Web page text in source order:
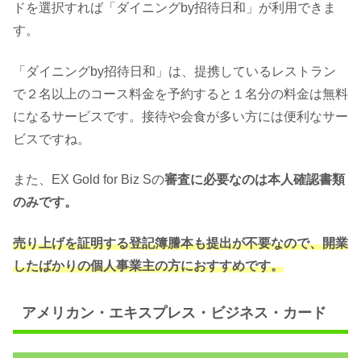
ドを選択すれば「ダイニングby招待日和」が利用できま
す。
「ダイニングby招待日和」は、提携しているレストラン
で２名以上のコース料金を予約すると１名分の料金は無料
になるサービスです。接待や会食が多い方には便利なサー
ビスですね。
また、EX Gold for Biz Sの審査に必要なのは本人確認書類
のみです。
売り上げを証明する登記簿謄本も提出が不要なので、開業
したばかりの個人事業主の方におすすめです。
アメリカン・エキスプレス・ビジネス・カード